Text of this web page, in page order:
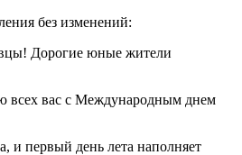
без изменений:
Дорогие юные жители
всех вас с Международным днем
и первый день лета наполняет